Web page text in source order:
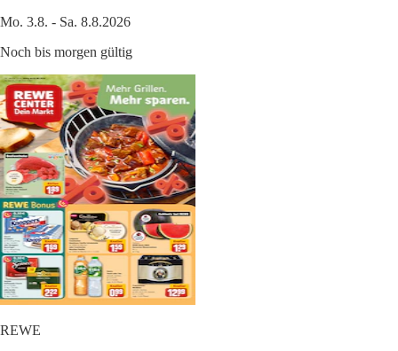
Mo. 3.8. - Sa. 8.8.2026
Noch bis morgen gültig
REWE